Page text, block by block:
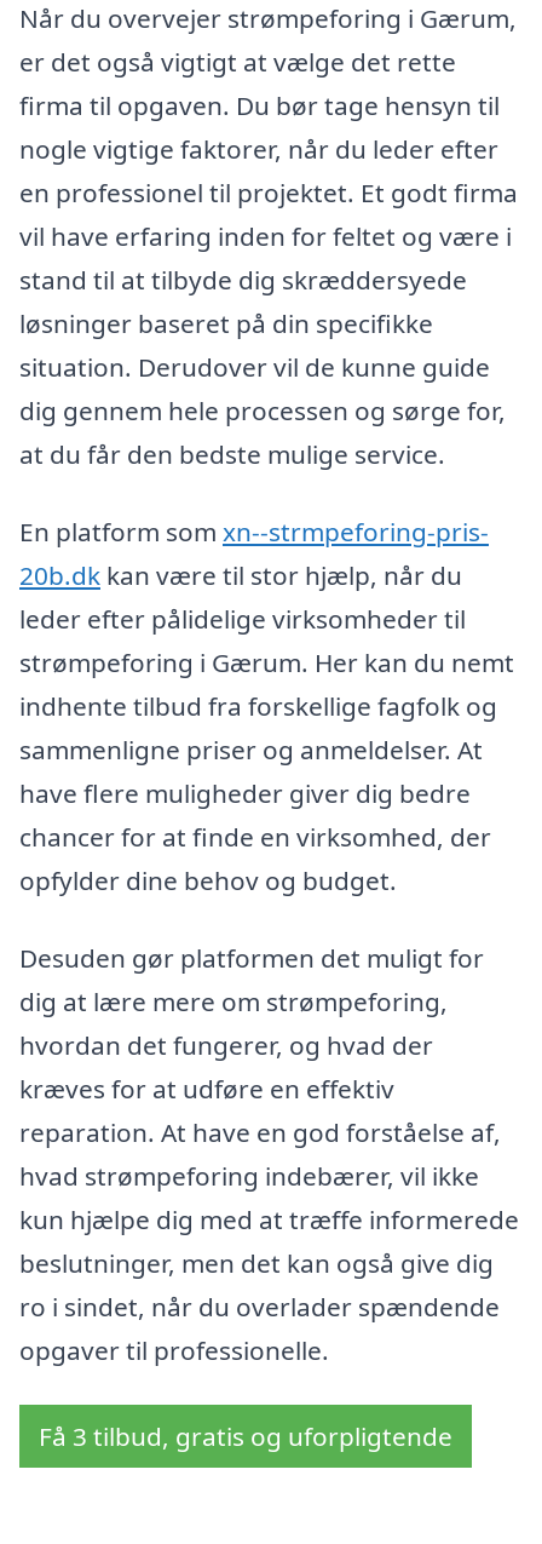
Når du overvejer strømpeforing i Gærum,
er det også vigtigt at vælge det rette
firma til opgaven. Du bør tage hensyn til
nogle vigtige faktorer, når du leder efter
en professionel til projektet. Et godt firma
vil have erfaring inden for feltet og være i
stand til at tilbyde dig skræddersyede
løsninger baseret på din specifikke
situation. Derudover vil de kunne guide
dig gennem hele processen og sørge for,
at du får den bedste mulige service.
En platform som xn--strmpeforing-pris-
20b.dk kan være til stor hjælp, når du
leder efter pålidelige virksomheder til
strømpeforing i Gærum. Her kan du nemt
indhente tilbud fra forskellige fagfolk og
sammenligne priser og anmeldelser. At
have flere muligheder giver dig bedre
chancer for at finde en virksomhed, der
opfylder dine behov og budget.
Desuden gør platformen det muligt for
dig at lære mere om strømpeforing,
hvordan det fungerer, og hvad der
kræves for at udføre en effektiv
reparation. At have en god forståelse af,
hvad strømpeforing indebærer, vil ikke
kun hjælpe dig med at træffe informerede
beslutninger, men det kan også give dig
ro i sindet, når du overlader spændende
opgaver til professionelle.
Få 3 tilbud, gratis og uforpligtende